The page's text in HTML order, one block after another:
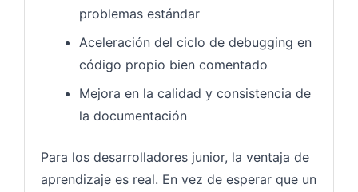
problemas estándar
Aceleración del ciclo de debugging en
código propio bien comentado
Mejora en la calidad y consistencia de
la documentación
Para los desarrolladores junior, la ventaja de
aprendizaje es real. En vez de esperar que un